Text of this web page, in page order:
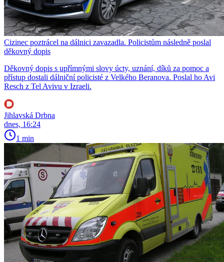
Cizinec poztrácel na dálnici zavazadla. Policistům následně poslal
děkovný dopis
Děkovný dopis s upřímnými slovy úcty, uznání, díků za pomoc a
přístup dostali dálniční policisté z Velkého Beranova. Poslal ho Avi
Resch z Tel Avivu v Izraeli.
Jihlavská Drbna
dnes, 16:24
1 min